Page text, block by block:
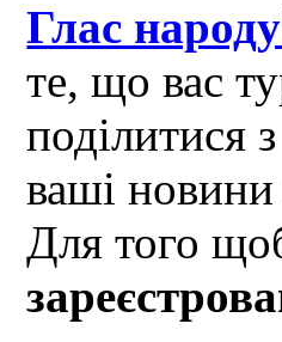
Глас
те, що вас
поділитися
ваші
Для того